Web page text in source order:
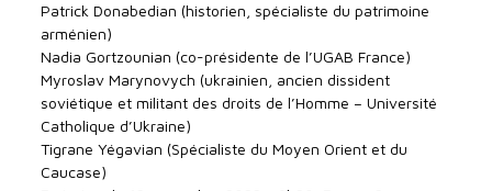
Patrick Donabedian (historien, spécialiste du patrimoine
arménien)
Nadia Gortzounian (co-présidente de l’UGAB France)
Myroslav Marynovych (ukrainien, ancien dissident
soviétique et militant des droits de l’Homme – Université
Catholique d’Ukraine)
Tigrane Yégavian (Spécialiste du Moyen Orient et du
Caucase)